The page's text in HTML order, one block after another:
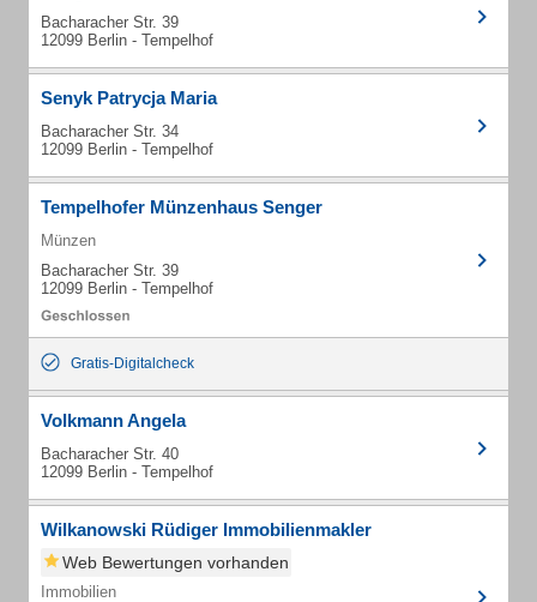
Bacharacher Str. 39
12099 Berlin - Tempelhof
Senyk Patrycja Maria
Bacharacher Str. 34
12099 Berlin - Tempelhof
Tempelhofer Münzenhaus Senger
Münzen
Bacharacher Str. 39
12099 Berlin - Tempelhof
Gratis-Digitalcheck
Volkmann Angela
Bacharacher Str. 40
12099 Berlin - Tempelhof
Wilkanowski Rüdiger Immobilienmakler
Web Bewertungen vorhanden
Immobilien